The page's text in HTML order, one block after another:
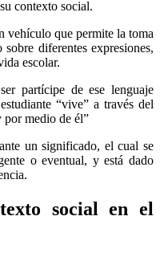
contexto social.
vehículo que permite la toma
diferentes expresiones,
escolar.
partícipe de ese lenguaje
“vive” a través del
por medio de él”
un significado, el cual se
o eventual, y está dado
social en el